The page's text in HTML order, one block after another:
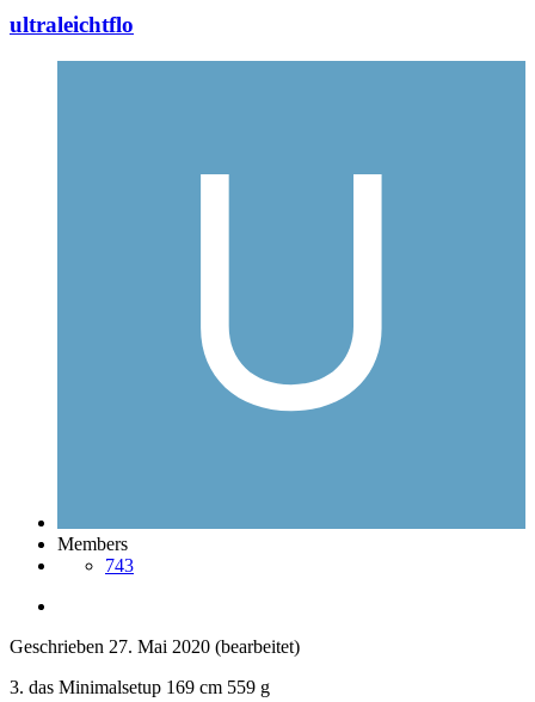
ultraleichtflo
Members
743
Geschrieben 27. Mai 2020 (bearbeitet)
3. das Minimalsetup 169 cm 559 g